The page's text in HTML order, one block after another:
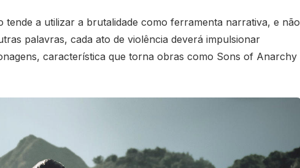
a utilizar a brutalidade como ferramenta narrativa, e não
palavras, cada ato de violência deverá impulsionar
característica que torna obras como Sons of Anarchy